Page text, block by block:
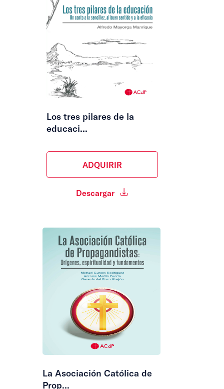
Los tres pilares de la
educaci...
ADQUIRIR
Descargar
La Asociación Católica de
Prop...